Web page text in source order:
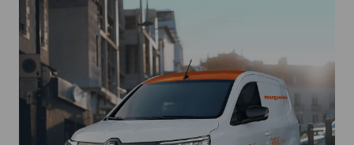
FAQ
Contact